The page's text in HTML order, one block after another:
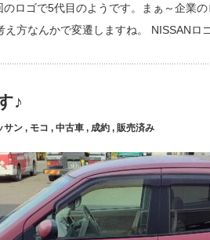
ロゴで5代目のようです。まぁ～企業
え方なんかで変遷しますね。 NISSANロ
♪
サン , モコ , 中古車 , 成約 , 販売済み